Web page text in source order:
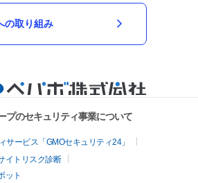
の取り組み
プのセキュリティ事業について
ービス「GMOセキュリティ24」
イトリスク診断
ット